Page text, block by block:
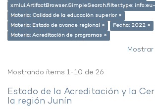
xmlui.ArtifactBrowser.SimpleSearch.filter.type:
Materia: Calidad de la educación superior ×
Materia: Estado de avance regional ×
Fecha: 2022 ×
Materia: Acreditación de programas ×
Mostrando ítems 1-10 de 26
Estado de la Acreditación y la
la región Junín